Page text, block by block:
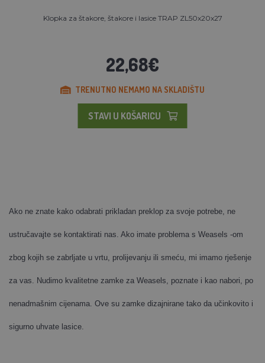
Klopka za štakore, štakore i lasice TRAP ZL50x20x27
22,68€
TRENUTNO NEMAMO NA SKLADIŠTU
STAVI U KOŠARICU
Ako ne znate kako odabrati prikladan preklop za svoje potrebe, ne
ustručavajte se kontaktirati nas. Ako imate problema s Weasels -om
zbog kojih se zabrljate u vrtu, prolijevanju ili smeću, mi imamo rješenje
za vas. Nudimo kvalitetne zamke za Weasels, poznate i kao nabori, po
nenadmašnim cijenama. Ove su zamke dizajnirane tako da učinkovito i
sigurno uhvate lasice.